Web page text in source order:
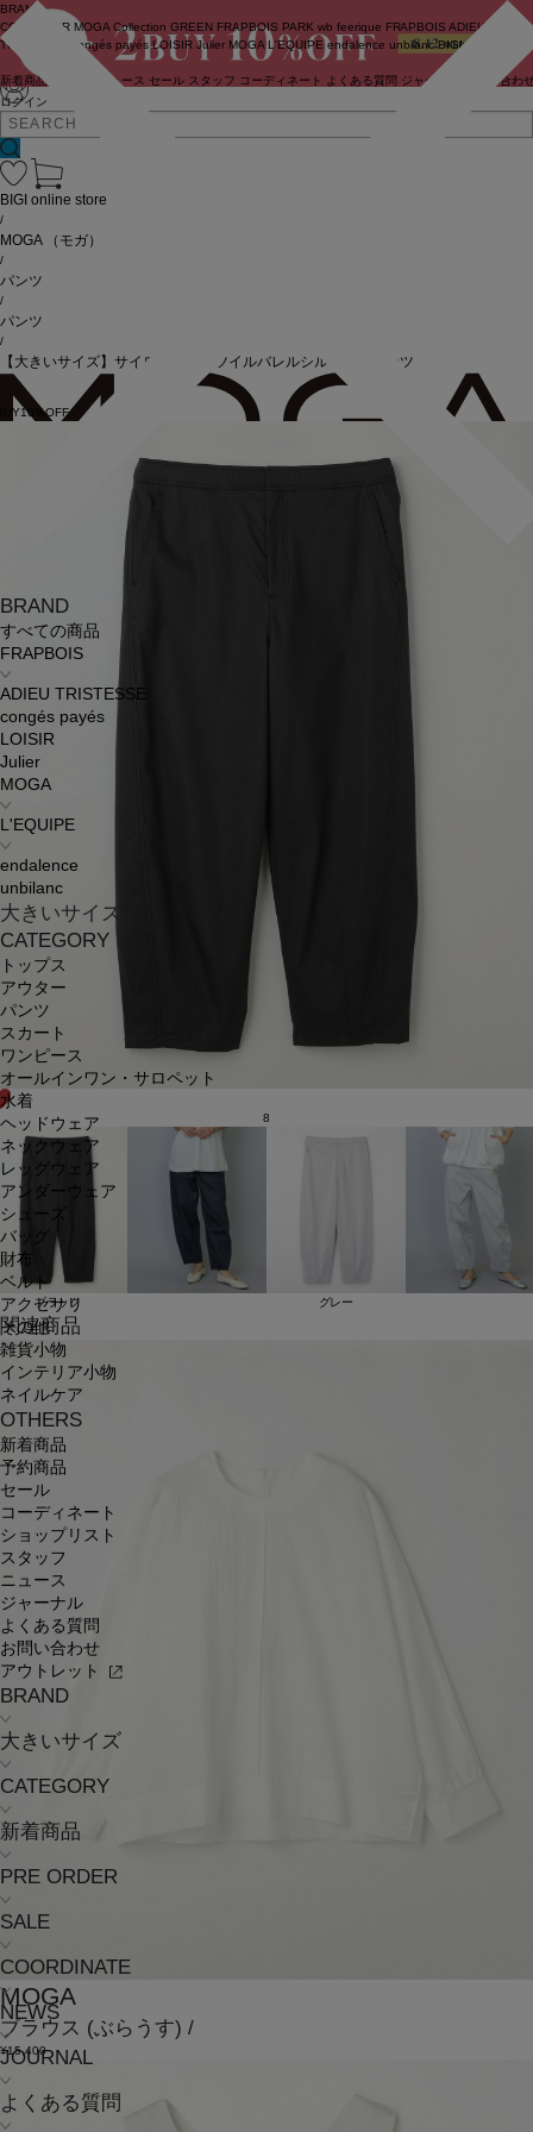
ログイン
BRAND
COUTURIER MOGA Collection GREEN FRAPBOIS PARK wb feerique FRAPBOIS ADIEU
TRISTESSE
congés payés LOISIR Julier MOGA L'EQUIPE endalence unbilanc BIGI online store
新着商品 ニュース セール スタッフ コーディネート よくある質問 ジャーナル お問い合わ
BRAND
すべての商品
FRAPBOIS
ADIEU TRISTESSE
congés payés
LOISIR
Julier
MOGA
L'EQUIPE
endalence
unbilanc
大きいサイズ
CATEGORY
トップス
アウター
パンツ
スカート
ワンピース
オールインワン・サロペット
水着
ヘッドウェア
ネックウェア
レッグウェア
アンダーウェア
シューズ
バッグ
財布
ベルト
アクセサリ
その他
雑貨小物
インテリア小物
ネイルケア
OTHERS
新着商品
予約商品
セール
コーディネート
ショップリスト
スタッフ
ニュース
ジャーナル
よくある質問
お問い合わせ
アウトレット
BRAND
大きいサイズ
CATEGORY
新着商品
PRE ORDER
SALE
COORDINATE
NEWS
JOURNAL
よくある質問
BIGI online store
/
MOGA （モガ）
/
パンツ
/
パンツ
/
【大きいサイズ】サイロコットンツイルバレルシルエットパンツ
8
ブラック グレー
関連商品
MOGA
ブラウス (ぶらうす) /
¥15,400